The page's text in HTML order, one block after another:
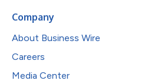
Company
About Business Wire
Careers
Media Center